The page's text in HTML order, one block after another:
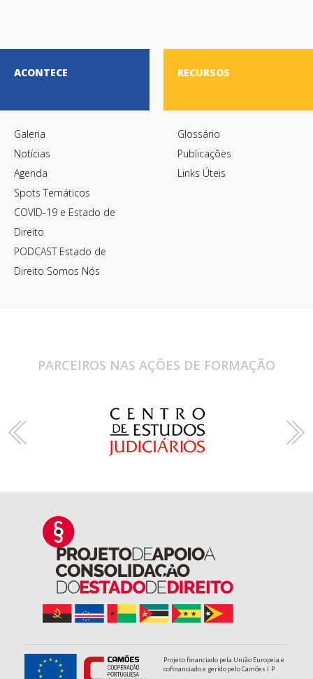
ACONTECE
Galeria
Notícias
Agenda
Spots Temáticos
COVID-19 e Estado de
Direito
PODCAST Estado de
Direito Somos Nós
RECURSOS
Glossário
Publicações
Links Úteis
PARCEIROS NAS AÇÕES DE FORMAÇÃO
Projeto financiado pela União Europeia e
cofinanciado e gerido pelo Camões I.P